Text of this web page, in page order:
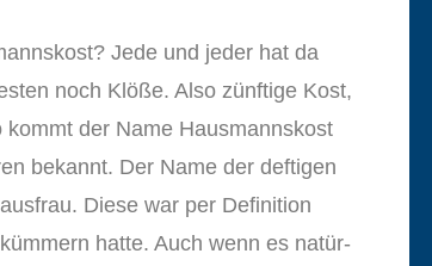
Jede und jeder hat da
noch Klö­ße. Also zünf­ti­ge Kost,
der Name Haus­manns­kost
bekannt. Der Name der def­ti­gen
Die­se war per Defi­ni­ti­on
hat­te. Auch wenn es natür­